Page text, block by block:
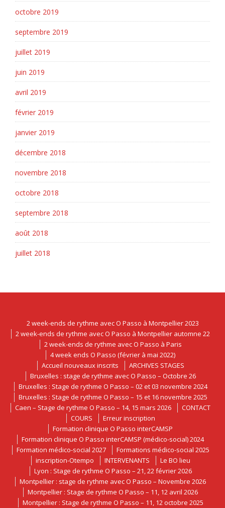
octobre 2019
septembre 2019
juillet 2019
juin 2019
avril 2019
février 2019
janvier 2019
décembre 2018
novembre 2018
octobre 2018
septembre 2018
août 2018
juillet 2018
2 week-ends de rythme avec O Passo à Montpellier 2023
2 week-ends de rythme avec O Passo à Montpellier automne 22
2 week-ends de rythme avec O Passo à Paris
4 week ends O Passo (février à mai 2022)
Accueil nouveaux inscrits
ARCHIVES STAGES
Bruxelles : stage de rythme avec O Passo – Octobre 26
Bruxelles : Stage de rythme O Passo – 02 et 03 novembre 2024
Bruxelles : Stage de rythme O Passo – 15 et 16 novembre 2025
Caen – Stage de rythme O Passo – 14, 15 mars 2026
CONTACT
COURS
Erreur inscription
Formation clinique O Passo interCAMSP
Formation clinique O Passo interCAMSP (médico-social) 2024
Formation médico-social 2027
Formations médico-social 2025
inscription-Otempo
INTERVENANTS
Le BO lieu
Lyon : Stage de rythme O Passo – 21, 22 février 2026
Montpellier : stage de rythme avec O Passo – Novembre 2026
Montpellier : Stage de rythme O Passo – 11, 12 avril 2026
Montpellier : Stage de rythme O Passo – 11, 12 octobre 2025